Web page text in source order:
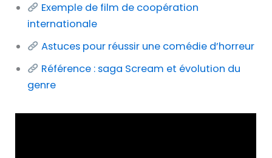
Exemple de film de coopération
internationale
Astuces pour réussir une comédie d’horreur
Référence : saga Scream et évolution du
genre